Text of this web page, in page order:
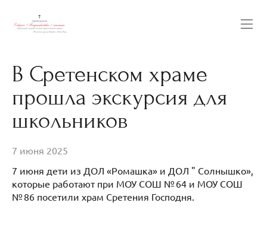
В Сретенском храме
прошла экскурсия для
школьников
7 июня 2025
7 июня дети из ДОЛ «Ромашка» и ДОЛ " Солнышко»,
которые работают при МОУ СОШ № 64 и МОУ СОШ
№ 86 посетили храм Сретения Господня.